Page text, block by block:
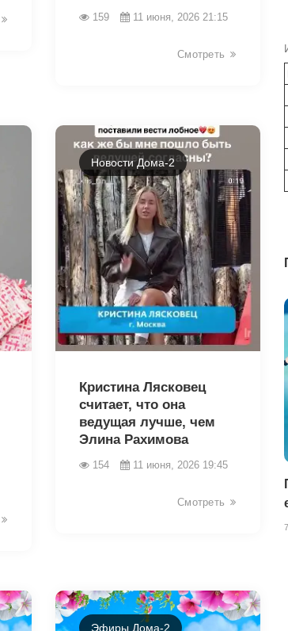
159 11 июня, 2026 21:15
Смотреть
Новости Дома-2
Кристина Лясковец
считает, что она
ведущая лучше, чем
Элина Рахимова
154 11 июня, 2026 19:45
Смотреть
Эфиры Дома-2